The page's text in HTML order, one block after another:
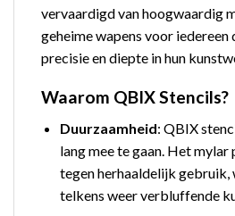
vervaardigd van hoogwaardig
geheime wapens voor iedereen
precisie en diepte in hun
Waarom QBIX Stencils?
Duurzaamheid: QBIX
lang mee te gaan. Het
tegen herhaaldelijk
telkens weer verbluffende